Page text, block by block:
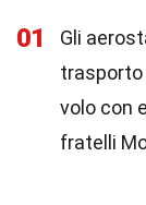
01
Gli
trasporto
volo con
fratelli